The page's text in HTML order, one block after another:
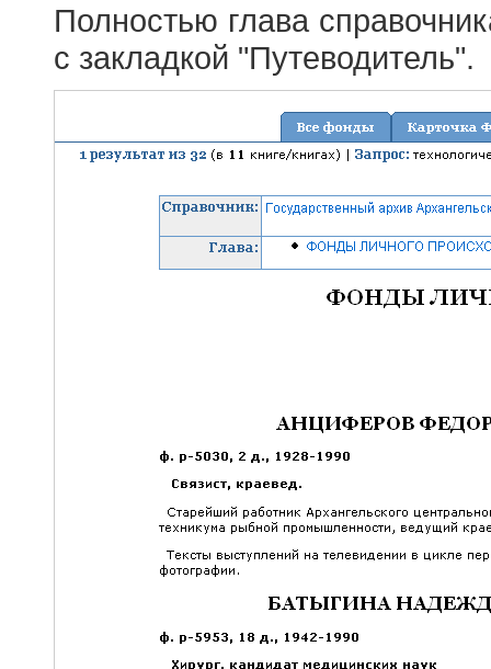
Полностью глава
с закладкой "Путеводитель".